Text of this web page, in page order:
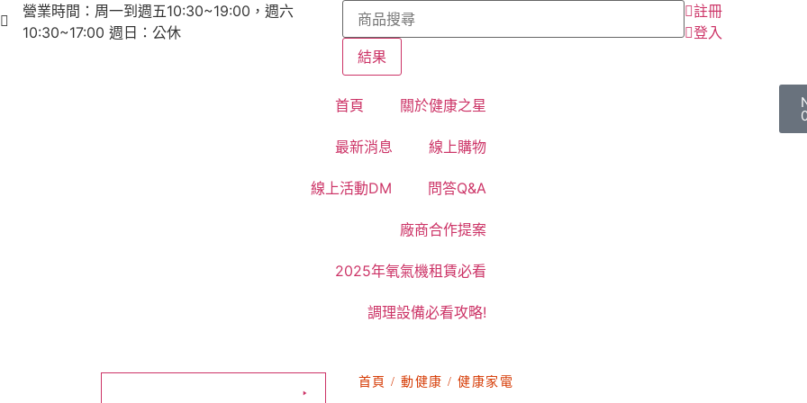
營業時間：周一到週五10:30~19:00，週六
10:30~17:00 週日：公休
結果
註冊
登入
首頁 關於健康之星
最新消息 線上購物
線上活動DM 問答Q&A
廠商合作提案
2025年氧氣機租賃必看
調理設備必看攻略!
首頁 /動健康 / 健康家電